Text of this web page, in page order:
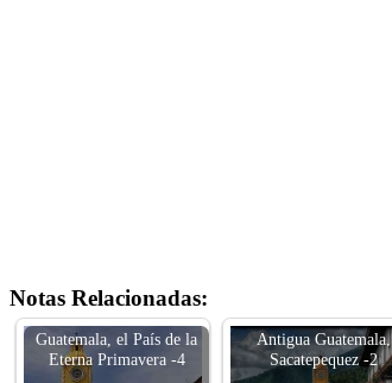
Notas Relacionadas:
Guatemala, el País de la
Eterna Primavera -4
Antigua Guatemala,
Sacatepequez -2